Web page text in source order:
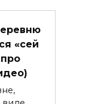
«сей